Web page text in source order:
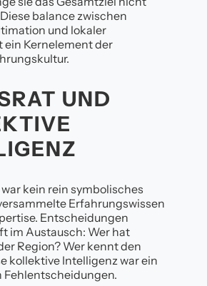
balance zwischen
und lokaler
ein Kernelement der
UND
kein rein symbolisches
Erfahrungswissen
Entscheidungen
im Austausch: Wer hat
Region? Wer kennt den
kollektive Intelligenz war ein
Fehlentscheidungen.